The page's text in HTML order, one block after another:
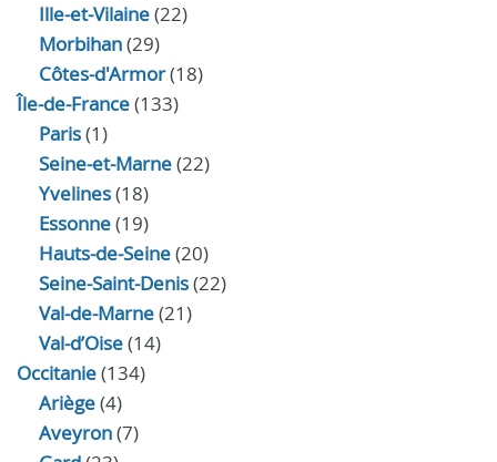
Ille-et-Vilaine(22)
Morbihan(29)
Côtes-d'Armor(18)
Île-de-France(133)
Paris(1)
Seine-et-Marne(22)
Yvelines(18)
Essonne(19)
Hauts-de-Seine(20)
Seine-Saint-Denis(22)
Val-de-Marne(21)
Val-d’Oise(14)
Occitanie(134)
Ariège(4)
Aveyron(7)